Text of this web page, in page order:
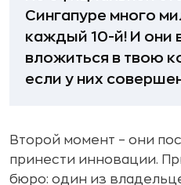
Сингапуре много
каждый 10-й! И они
вложиться в твою
если у них
Второй момент – они
принести инновации.
бюро: один из